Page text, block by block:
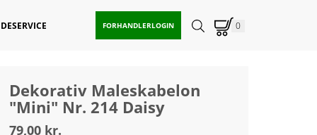
FORHANDLERLOGIN 0
Dekorativ Maleskabelon
"Mini" Nr. 214 Daisy
79,00 kr.